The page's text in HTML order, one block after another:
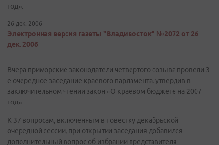
год».
26 дек. 2006
Электронная версия газеты "Владивосток" №2072 от 26
дек. 2006
Вчера приморские законодатели четвертого созыва провели 3-
е очередное заседание краевого парламента, утвердив в
заключительном чтении закон «О краевом бюджете на 2007
год».
К 37 вопросам, включенным в повестку декабрьской
очередной сессии, при открытии заседания добавился
дополнительный вопрос об избрании представителя